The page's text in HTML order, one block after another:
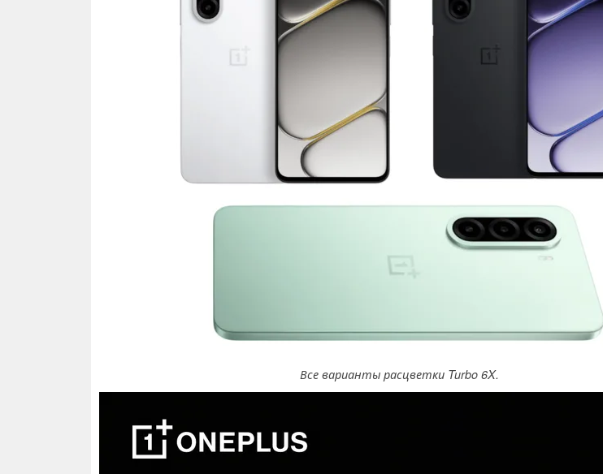
Все варианты расцветки Turbo 6X.